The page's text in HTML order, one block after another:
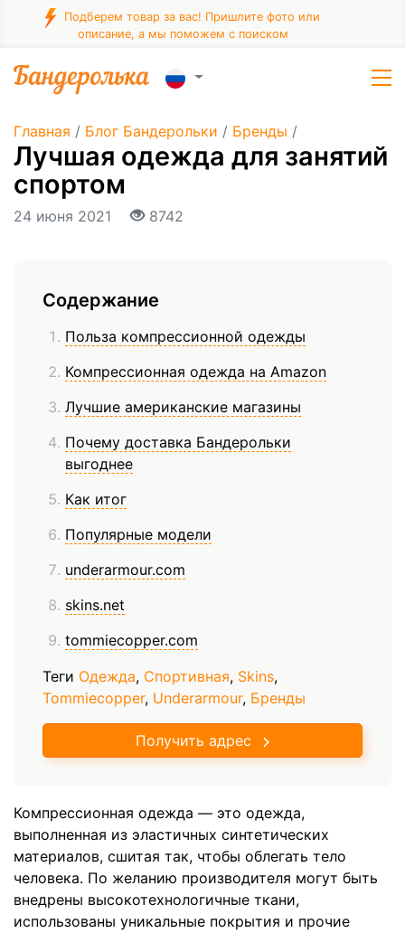
Подберем товар за вас! Пришлите фото или
описание, а мы поможем с поиском
Главная / Блог Бандерольки / Бренды /
Лучшая одежда для занятий
спортом
24 июня 2021 8742
Содержание
Польза компрессионной одежды
Компрессионная одежда на Amazon
Лучшие американские магазины
Почему доставка Бандерольки
выгоднее
Как итог
Популярные модели
underarmour.com
skins.net
tommiecopper.com
Теги Одежда, Спортивная, Skins,
Tommiecopper, Underarmour, Бренды
Получить адрес
Компрессионная одежда — это одежда,
выполненная из эластичных синтетических
материалов, сшитая так, чтобы облегать тело
человека. По желанию производителя могут быть
внедрены высокотехнологичные ткани,
использованы уникальные покрытия и прочие